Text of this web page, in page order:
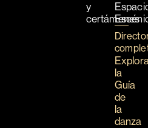
y
certámenes
la
Guía
de
la
danza